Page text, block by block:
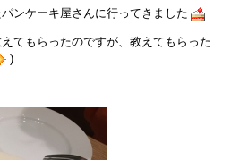
ンケーキ屋さんに行ってきました
てもらったのですが、教えてもらった
)
指導員育成コース
スタッフブログ
ご入会のご予約